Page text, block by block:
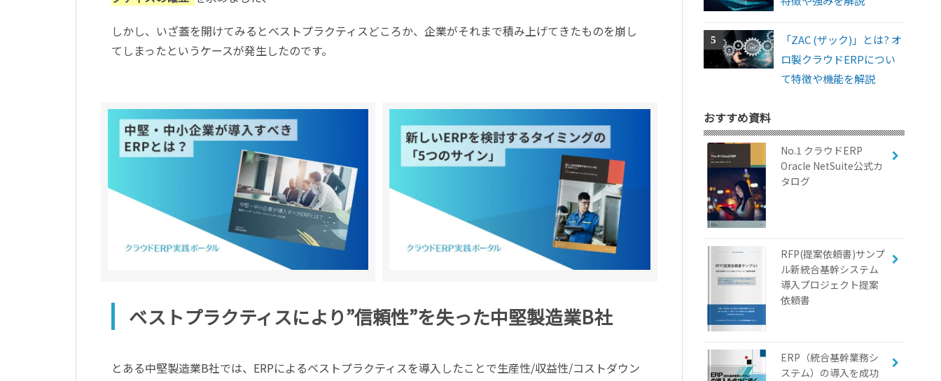
しかし、いざ蓋を開けてみるとベストプラクティスどころか、企業がそれまで積み上げてきたものを崩し
てしまったというケースが発生したのです。
ベストプラクティスにより”信頼性”を失った中堅製造業B社
とある中堅製造業B社では、ERPによるベストプラクティスを導入したことで生産性/収益性/コストダウン
「ZAC (ザック)」とは? オ
ロ製クラウドERPについ
て特徴や機能を解説
おすすめ資料
No.1 クラウドERP
Oracle NetSuite公式カ
タログ
RFP(提案依頼書)サンプ
ル新統合基幹システム
導入プロジェクト提案
依頼書
ERP（統合基幹業務シ
ステム）の導入を成功